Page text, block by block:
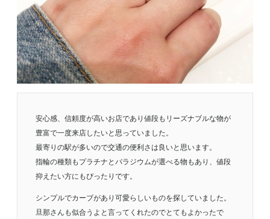
安心感、信頼度が高いお店であり値段もリーズナブルな物が
豊富で一度来店したいと思っていました。
最寄りの駅が多いので交通の便利さは良いと思います。
指輪の種類もプラチナとパラジウムが選べる物もあり、値段
抑えたい方にもぴったりです。
シンプルでカーブがあり可愛らしいものを探していました。
旦那さんも似合うよと言ってくれたのでとてもよかったで